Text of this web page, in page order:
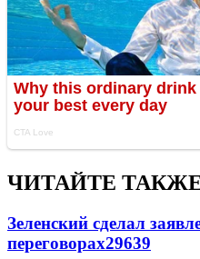
ЧИТАЙТЕ
Зеленский сделал
переговорах29639